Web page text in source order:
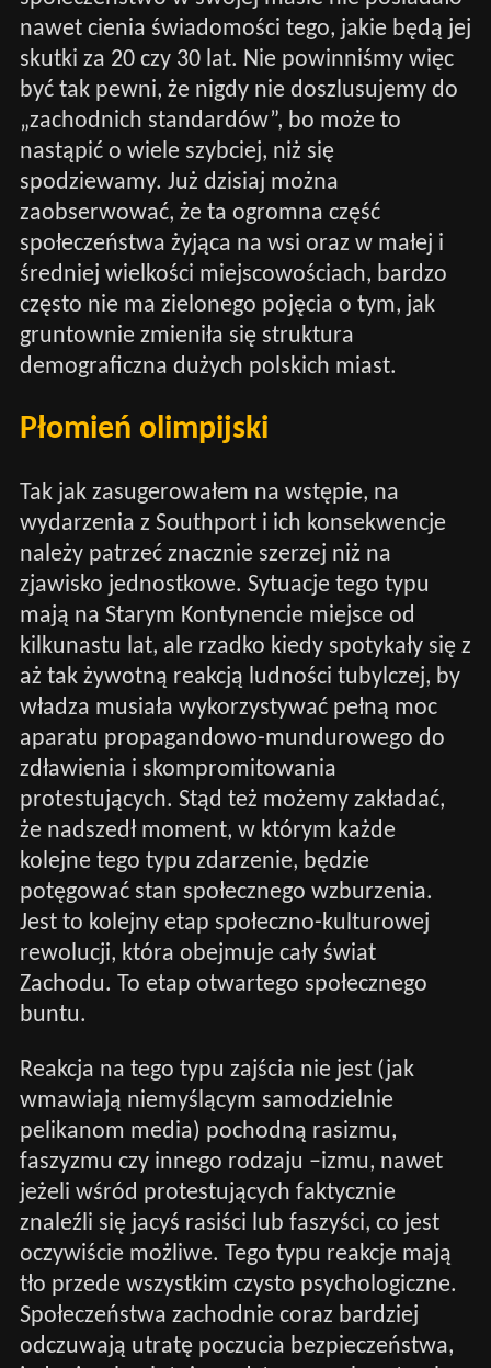
nawet cienia świadomości tego, jakie będą jej
skutki za 20 czy 30 lat. Nie powinniśmy więc
być tak pewni, że nigdy nie doszlusujemy do
„zachodnich standardów”, bo może to
nastąpić o wiele szybciej, niż się
spodziewamy. Już dzisiaj można
zaobserwować, że ta ogromna część
społeczeństwa żyjąca na wsi oraz w małej i
średniej wielkości miejscowościach, bardzo
często nie ma zielonego pojęcia o tym, jak
gruntownie zmieniła się struktura
demograficzna dużych polskich miast.
Płomień olimpijski
Tak jak zasugerowałem na wstępie, na
wydarzenia z Southport i ich konsekwencje
należy patrzeć znacznie szerzej niż na
zjawisko jednostkowe. Sytuacje tego typu
mają na Starym Kontynencie miejsce od
kilkunastu lat, ale rzadko kiedy spotykały się z
aż tak żywotną reakcją ludności tubylczej, by
władza musiała wykorzystywać pełną moc
aparatu propagandowo-mundurowego do
zdławienia i skompromitowania
protestujących. Stąd też możemy zakładać,
że nadszedł moment, w którym każde
kolejne tego typu zdarzenie, będzie
potęgować stan społecznego wzburzenia.
Jest to kolejny etap społeczno-kulturowej
rewolucji, która obejmuje cały świat
Zachodu. To etap otwartego społecznego
buntu.
Reakcja na tego typu zajścia nie jest (jak
wmawiają niemyślącym samodzielnie
pelikanom media) pochodną rasizmu,
faszyzmu czy innego rodzaju –izmu, nawet
jeżeli wśród protestujących faktycznie
znaleźli się jacyś rasiści lub faszyści, co jest
oczywiście możliwe. Tego typu reakcje mają
tło przede wszystkim czysto psychologiczne.
Społeczeństwa zachodnie coraz bardziej
odczuwają utratę poczucia bezpieczeństwa,